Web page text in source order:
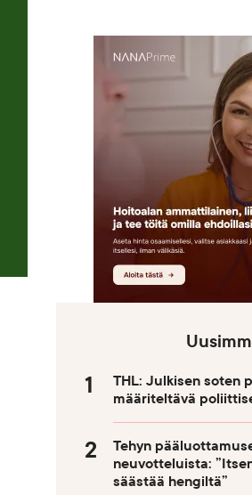
THL: Julkisen soten
määriteltävä
Tehyn
neuvotteluista:
säästää hengiltä”